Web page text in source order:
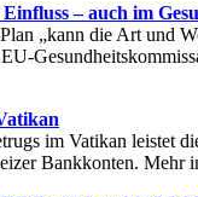
– auch im
„kann die Art und
im Vatikan leistet
Bankkonten. Mehr